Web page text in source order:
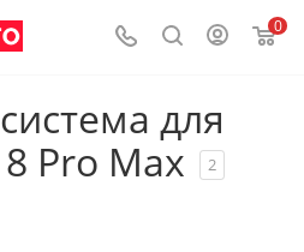
0
для
Pro Max
2